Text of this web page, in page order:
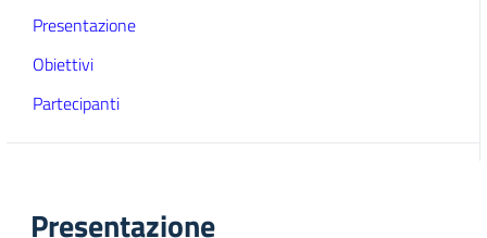
Presentazione
Obiettivi
Partecipanti
Presentazione